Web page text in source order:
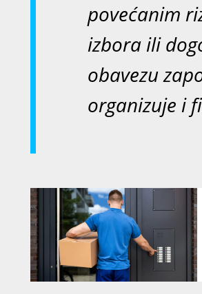
povećanim
izbora ili
obavezu
organizuje i